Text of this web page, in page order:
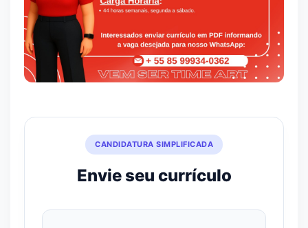
CANDIDATURA SIMPLIFICADA
Envie seu currículo